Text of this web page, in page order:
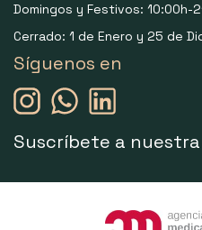
Domingos y Festivos: 10:00h-
Cerrado: 1 de Enero y 25 de
Síguenos en
Suscríbete a